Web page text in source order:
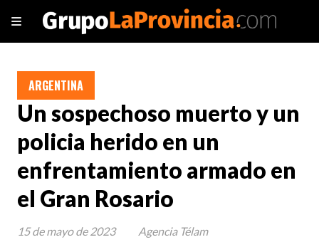
Un sospechoso muerto y un
policia herido en un
enfrentamiento armado en
el Gran Rosario
ARGENTINA
15 de mayo de 2023 Agencia Télam